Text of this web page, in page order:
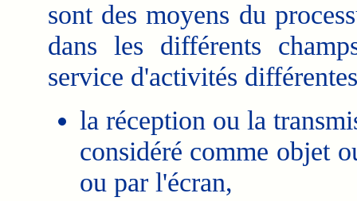
sont des moyens du
dans les différents
service d'activités
la réception ou la
considéré comme objet
ou par l'écran,